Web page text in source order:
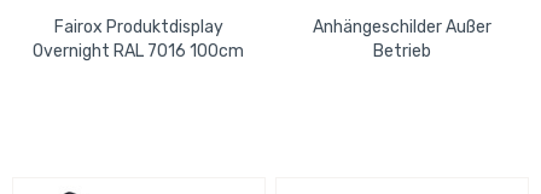
Fairox Produktdisplay
Overnight RAL 7016 100cm
Anhängeschilder Außer
Betrieb